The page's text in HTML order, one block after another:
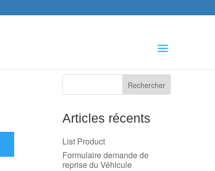
Articles récents
List Product
Formulaire demande de
reprise du Véhicule